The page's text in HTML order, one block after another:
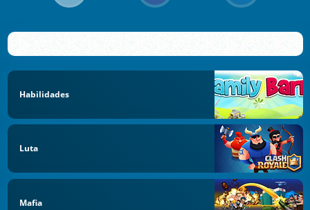
Habilidades
Luta
Mafia